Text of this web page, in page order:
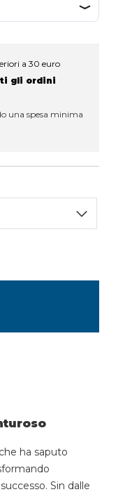
a 30 euro
gli ordini
una spesa minima
ha saputo
Sin dalle